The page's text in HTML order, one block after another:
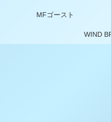
MFゴースト
WIND